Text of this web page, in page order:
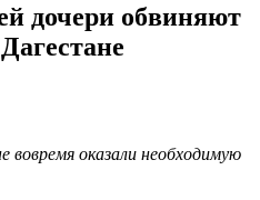
дочери обвиняют
оказали необходимую